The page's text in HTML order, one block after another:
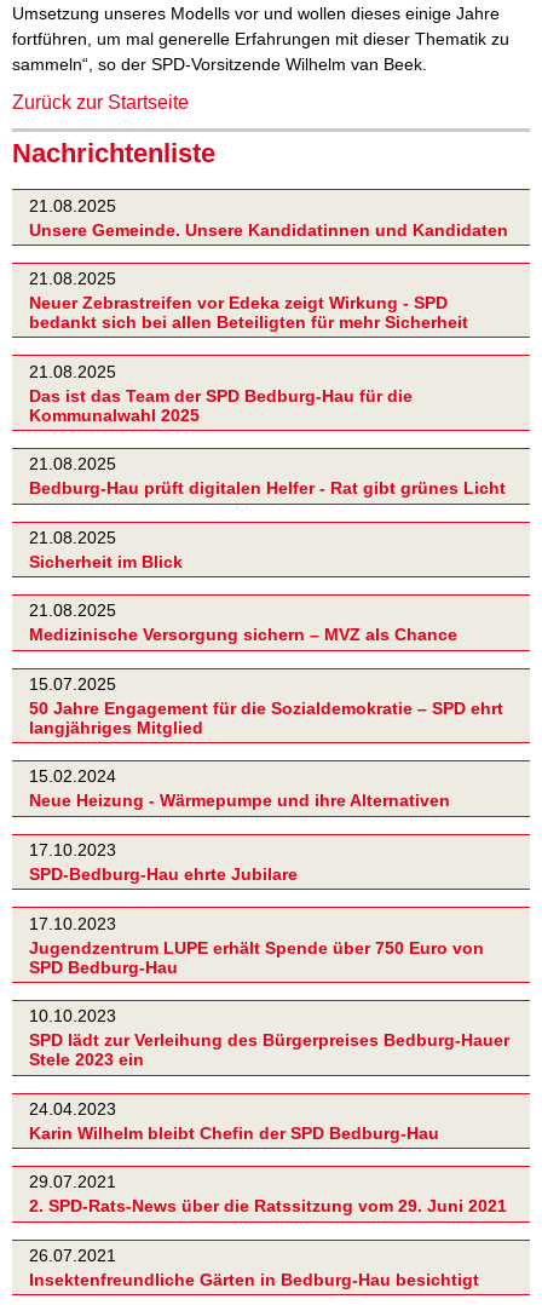
Umsetzung unseres Modells vor und wollen dieses einige Jahre
fortführen, um mal generelle Erfahrungen mit dieser Thematik zu
sammeln“, so der SPD-Vorsitzende Wilhelm van Beek.
Zurück zur Startseite
Nachrichtenliste
21.08.2025
Unsere Gemeinde. Unsere Kandidatinnen und Kandidaten
21.08.2025
Neuer Zebrastreifen vor Edeka zeigt Wirkung - SPD
bedankt sich bei allen Beteiligten für mehr Sicherheit
21.08.2025
Das ist das Team der SPD Bedburg-Hau für die
Kommunalwahl 2025
21.08.2025
Bedburg-Hau prüft digitalen Helfer - Rat gibt grünes Licht
21.08.2025
Sicherheit im Blick
21.08.2025
Medizinische Versorgung sichern – MVZ als Chance
15.07.2025
50 Jahre Engagement für die Sozialdemokratie – SPD ehrt
langjähriges Mitglied
15.02.2024
Neue Heizung - Wärmepumpe und ihre Alternativen
17.10.2023
SPD-Bedburg-Hau ehrte Jubilare
17.10.2023
Jugendzentrum LUPE erhält Spende über 750 Euro von
SPD Bedburg-Hau
10.10.2023
SPD lädt zur Verleihung des Bürgerpreises Bedburg-Hauer
Stele 2023 ein
24.04.2023
Karin Wilhelm bleibt Chefin der SPD Bedburg-Hau
29.07.2021
2. SPD-Rats-News über die Ratssitzung vom 29. Juni 2021
26.07.2021
Insektenfreundliche Gärten in Bedburg-Hau besichtigt